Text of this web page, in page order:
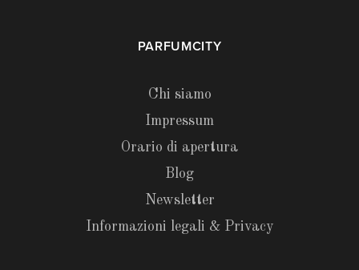
PARFUMCITY
Chi siamo
Impressum
Orario di apertura
Blog
Newsletter
Informazioni legali & Privacy